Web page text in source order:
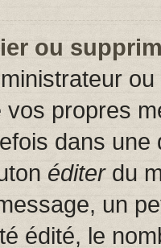
ou
propres
dans
éditerdu
un
édité, le